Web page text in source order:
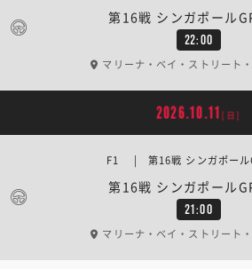
22:00
第16戦 シンガポール
マリーナ・ベイ・ストリート
2026.10.11 [日]
21:00
第16戦 シンガポール
F1 | 第16戦 シンガポール
マリーナ・ベイ・ストリート